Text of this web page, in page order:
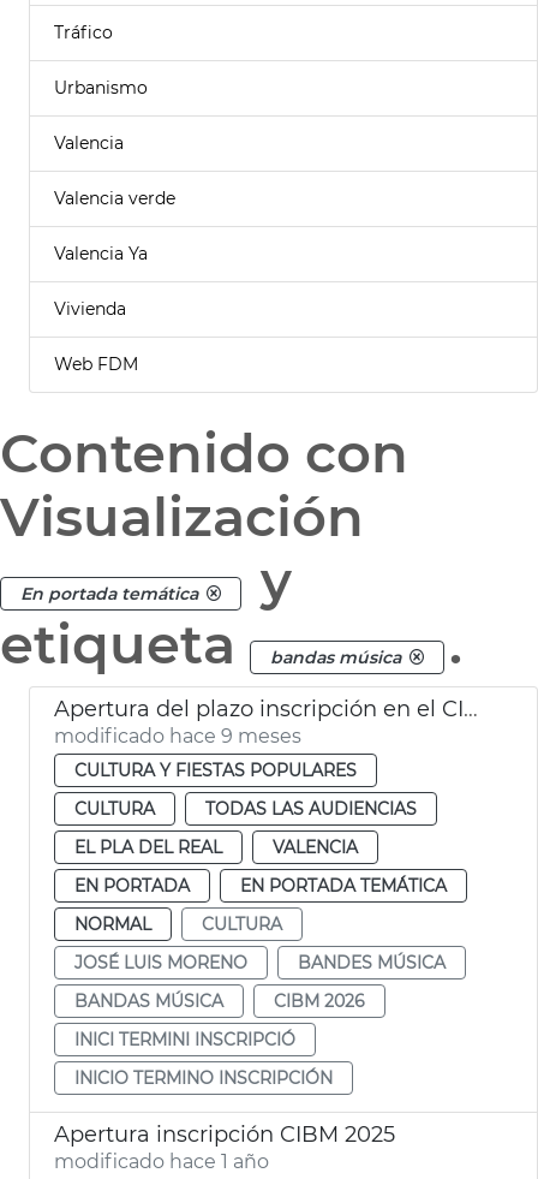
Tráfico
Urbanismo
Valencia
Valencia verde
Valencia Ya
Vivienda
Web FDM
Contenido con
Visualización
En portada temática
y
etiqueta
bandas música .
Apertura del plazo inscripción en el CIBMM 2026
modificado hace 9 meses
CULTURA Y FIESTAS POPULARES
CULTURA
TODAS LAS AUDIENCIAS
EL PLA DEL REAL
VALENCIA
EN PORTADA
EN PORTADA TEMÁTICA
NORMAL
CULTURA
JOSÉ LUIS MORENO
BANDES MÚSICA
BANDAS MÚSICA
CIBM 2026
INICI TERMINI INSCRIPCIÓ
INICIO TERMINO INSCRIPCIÓN
Apertura inscripción CIBM 2025
modificado hace 1 año